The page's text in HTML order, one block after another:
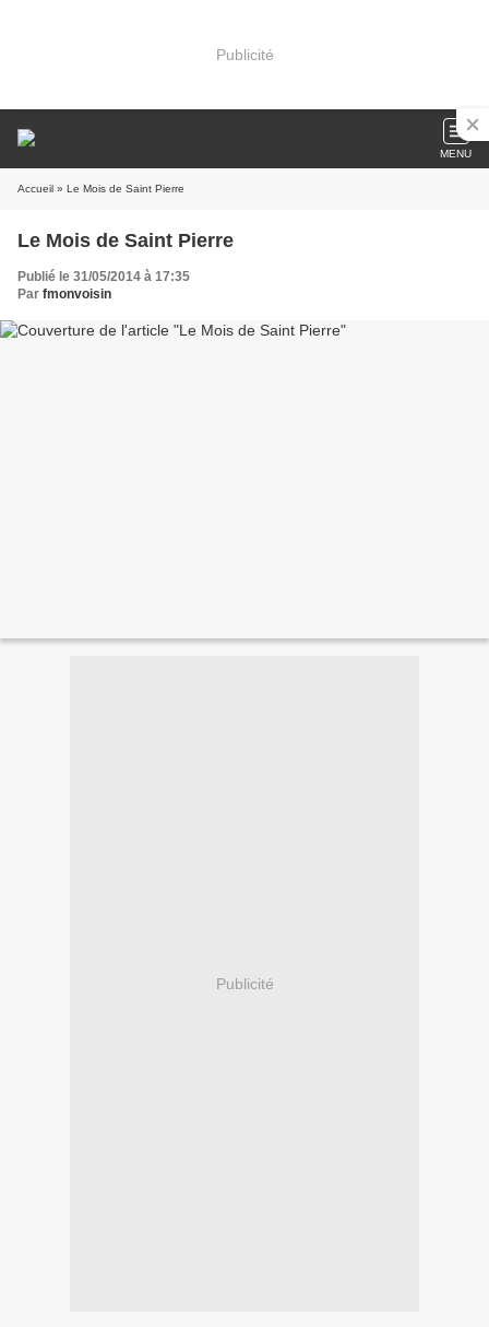
Publicité
MENU
Accueil » Le Mois de Saint Pierre
Le Mois de Saint Pierre
Publié le 31/05/2014 à 17:35
Par fmonvoisin
Publicité